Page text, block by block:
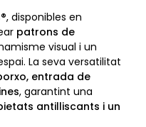
, disponibles en
patrons de
visual i un
La seva versatilitat
entrada de
, garantint una
antilliscants i un